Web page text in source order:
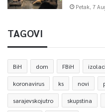
Petak, 7
TAGOVI
BiH dom FBiH
koronavirus ks novi
sarajevskojutro skupstina